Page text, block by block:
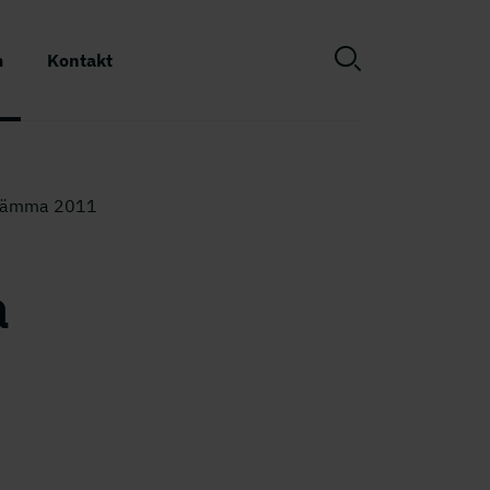
Kontakt
2011